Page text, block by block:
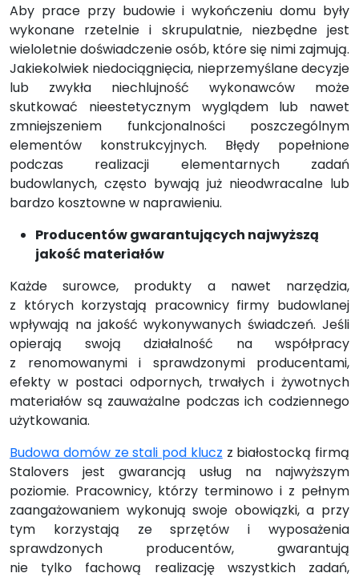
Aby prace przy budowie i wykończeniu domu były
wykonane rzetelnie i skrupulatnie, niezbędne jest
wieloletnie doświadczenie osób, które się nimi zajmują.
Jakiekolwiek niedociągnięcia, nieprzemyślane decyzje
lub zwykła niechlujność wykonawców może
skutkować nieestetycznym wyglądem lub nawet
zmniejszeniem funkcjonalności poszczególnym
elementów konstrukcyjnych. Błędy popełnione
podczas realizacji elementarnych zadań
budowlanych, często bywają już nieodwracalne lub
bardzo kosztowne w naprawieniu.
Producentów gwarantujących najwyższą
jakość materiałów
Każde surowce, produkty a nawet narzędzia,
z których korzystają pracownicy firmy budowlanej
wpływają na jakość wykonywanych świadczeń. Jeśli
opierają swoją działalność na współpracy
z renomowanymi i sprawdzonymi producentami,
efekty w postaci odpornych, trwałych i żywotnych
materiałów są zauważalne podczas ich codziennego
użytkowania.
Budowa domów ze stali pod klucz z białostocką firmą
Stalovers jest gwarancją usług na najwyższym
poziomie. Pracownicy, którzy terminowo i z pełnym
zaangażowaniem wykonują swoje obowiązki, a przy
tym korzystają ze sprzętów i wyposażenia
sprawdzonych producentów, gwarantują
nie tylko fachową realizację wszystkich zadań,